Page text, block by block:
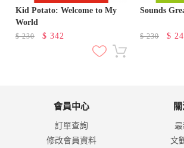
Kid Potato: Welcome to My
World
$230 $ 342
Sounds
$230 $
會員中心
訂單查詢
修改會員資料
文